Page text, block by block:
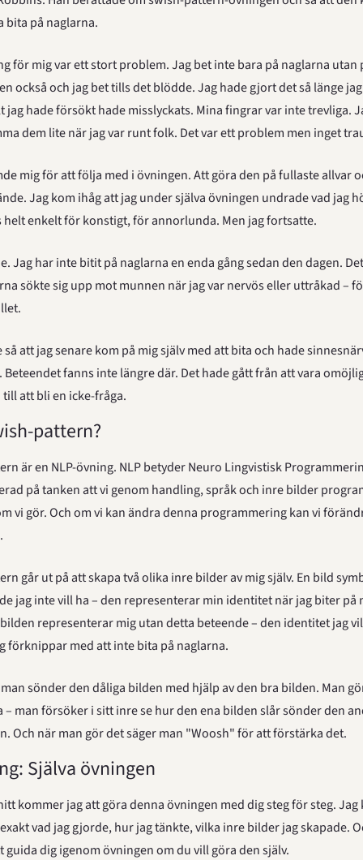
bita på naglarna.
för mig var ett stort problem. Jag bet inte bara på naglarna utan
också och jag bet tills det blödde. Jag hade gjort det så länge
jag hade försökt hade misslyckats. Mina fingrar var inte trevliga.
dem lite när jag var runt folk. Det var ett problem men inget
mig för att följa med i övningen. Att göra den på fullaste allvar
Jag kom ihåg att jag under själva övningen undrade vad jag
helt enkelt för konstigt, för annorlunda. Men jag fortsatte.
Jag har inte bitit på naglarna en enda gång sedan den dagen.
sökte sig upp mot munnen när jag var nervös eller uttråkad –
så att jag senare kom på mig själv med att bita och hade
Beteendet fanns inte längre där. Det hade gått från att vara
att bli en icke-fråga.
pattern?
är en NLP-övning. NLP betyder Neuro Lingvistisk
på tanken att vi genom handling, språk och inre bilder
vi gör. Och om vi kan ändra denna programmering kan vi
går ut på att skapa två olika inre bilder av mig själv. En bild
jag inte vill ha – den representerar min identitet när jag biter på
representerar mig utan detta beteende – den identitet jag
förknippar med att inte bita på naglarna.
sönder den dåliga bilden med hjälp av den bra bilden. Man
– man försöker i sitt inre se hur den ena bilden slår sönder den
Och när man gör det säger man "Woosh" för att förstärka det.
Själva övningen
kommer jag att göra denna övningen med dig steg för steg.
vad jag gjorde, hur jag tänkte, vilka inre bilder jag skapade.
guida dig igenom övningen om du vill göra den själv.